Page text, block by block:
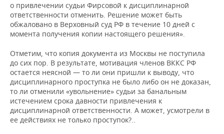
о привлечении судьи Фирсовой к дисциплинарной
ответственности отменить. Решение может быть
обжаловано в Верховный суд РФ в течение 10 дней с
момента получения копии настоящего решения».
Отметим, что копия документа из Москвы не поступила
до сих пор. В результате, мотивация членов ВККС РФ
остается неясной — то ли они пришли к выводу, что
дисциплинарного проступка не было либо он не доказан,
то ли отменили «увольнение» судьи за банальным
истечением срока давности привлечения к
дисциплинарной ответственности. А может, усмотрели в
ее действиях не только проступок?..